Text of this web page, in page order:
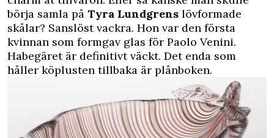
börja samla på Tyra Lundgrens lövformade
skålar? Sanslöst vackra. Hon var den första
kvinnan som formgav glas för Paolo Venini.
Habegäret är definitivt väckt. Det enda som
håller köplusten tillbaka är plånboken.